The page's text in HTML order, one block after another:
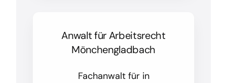
Anwalt für Arbeitsrecht
Mönchengladbach
Fachanwalt für in